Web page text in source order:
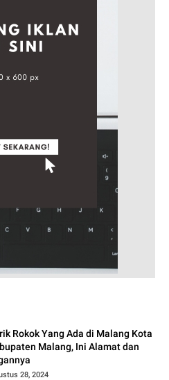
Rokok Yang Ada di Malang Kota
Malang, Ini Alamat dan
28, 2024